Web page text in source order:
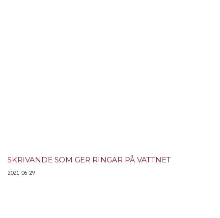
SKRIVANDE SOM GER RINGAR PÅ VATTNET
2021-06-29